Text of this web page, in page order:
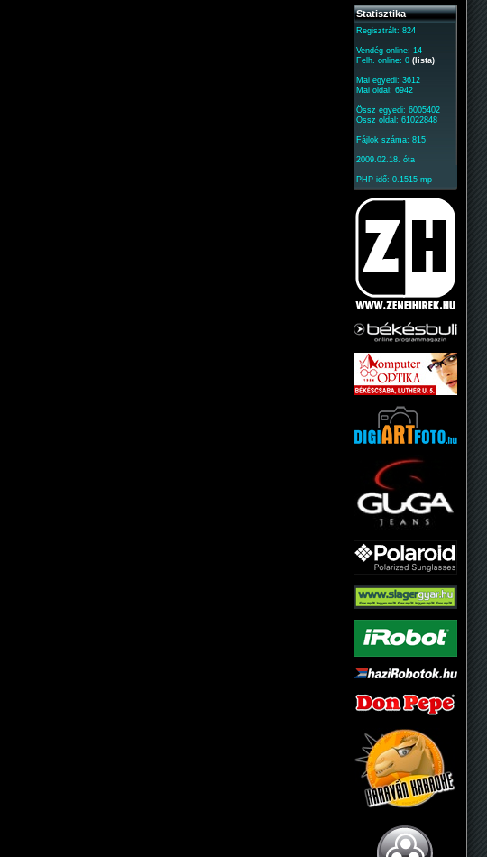
Statisztika
Regisztrált: 824
Vendég online: 14
Felh. online: 0 (lista)
Mai egyedi: 3612
Mai oldal: 6942
Össz egyedi: 6005402
Össz oldal: 61022848
Fájlok száma: 815
2009.02.18. óta
PHP idő: 0.1515 mp